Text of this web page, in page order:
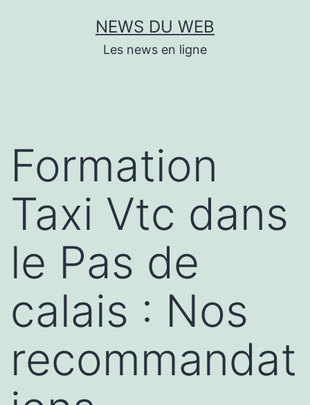
NEWS DU WEB
Les news en ligne
Formation
Taxi Vtc dans
le Pas de
calais : Nos
recommandat